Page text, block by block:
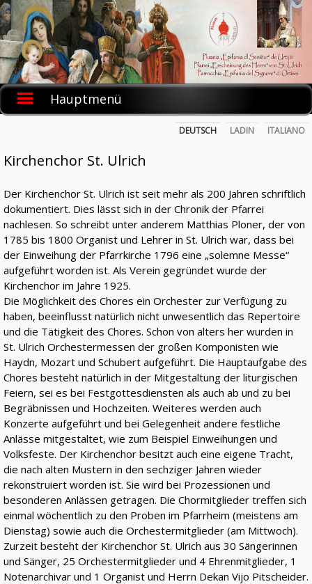
Skip
to
content
Hauptmenü
DEUTSCH LADIN ITALIANO
Kirchenchor St. Ulrich
Der Kirchenchor St. Ulrich ist seit mehr als 200 Jahren schriftlich
dokumentiert. Dies lässt sich in der Chronik der Pfarrei
nachlesen. So schreibt unter anderem Matthias Ploner, der von
1785 bis 1800 Organist und Lehrer in St. Ulrich war, dass bei
der Einweihung der Pfarrkirche 1796 eine „solemne Messe“
aufgeführt worden ist. Als Verein gegründet wurde der
Kirchenchor im Jahre 1925.
Die Möglichkeit des Chores ein Orchester zur Verfügung zu
haben, beeinflusst natürlich nicht unwesentlich das Repertoire
und die Tätigkeit des Chores. Schon von alters her wurden in
St. Ulrich Orchestermessen der großen Komponisten wie
Haydn, Mozart und Schubert aufgeführt. Die Hauptaufgabe des
Chores besteht natürlich in der Mitgestaltung der liturgischen
Feiern, sei es bei Festgottesdiensten als auch ab und zu bei
Begräbnissen und Hochzeiten. Weiteres werden auch
Konzerte aufgeführt und bei Gelegenheit andere festliche
Anlässe mitgestaltet, wie zum Beispiel Einweihungen und
Volksfeste. Der Kirchenchor besitzt auch eine eigene Tracht,
die nach alten Mustern in den sechziger Jahren wieder
rekonstruiert worden ist. Sie wird bei Prozessionen und
besonderen Anlässen getragen. Die Chormitglieder treffen sich
einmal wöchentlich zu den Proben im Pfarrheim (meistens am
Dienstag) sowie auch die Orchestermitglieder (am Mittwoch).
Zurzeit besteht der Kirchenchor St. Ulrich aus 30 Sängerinnen
und Sänger, 25 Orchestermitglieder und 4 Ehrenmitglieder, 1
Notenarchivar und 1 Organist und Herrn Dekan Vijo Pitscheider.